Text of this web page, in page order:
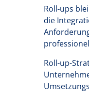
Roll-ups
die
Roll-up-